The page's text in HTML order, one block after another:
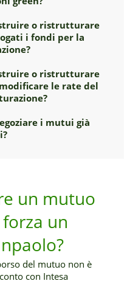
o ristrutturare
i fondi per la
o ristrutturare
le rate del
i mutui già
un mutuo
un
del mutuo non è
con Intesa